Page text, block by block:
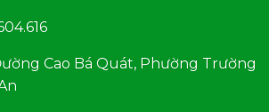
Cao Bá Quát, Phường Trường